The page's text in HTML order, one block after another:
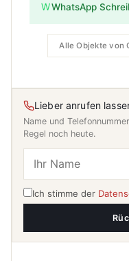
WWhatsApp
Alle Objekte von
Lieber anrufen
Name und
Regel noch heute.
Ich stimme der